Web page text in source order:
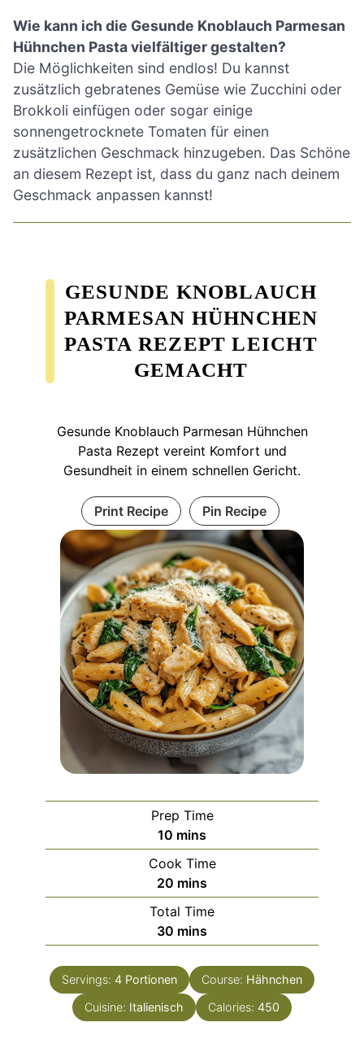
Wie kann ich die Gesunde Knoblauch Parmesan
Hühnchen Pasta vielfältiger gestalten?
Die Möglichkeiten sind endlos! Du kannst
zusätzlich gebratenes Gemüse wie Zucchini oder
Brokkoli einfügen oder sogar einige
sonnengetrocknete Tomaten für einen
zusätzlichen Geschmack hinzugeben. Das Schöne
an diesem Rezept ist, dass du ganz nach deinem
Geschmack anpassen kannst!
GESUNDE KNOBLAUCH
PARMESAN HÜHNCHEN
PASTA REZEPT LEICHT
GEMACHT
Gesunde Knoblauch Parmesan Hühnchen
Pasta Rezept vereint Komfort und
Gesundheit in einem schnellen Gericht.
Print Recipe Pin Recipe
Prep Time
10 minutes
mins
Cook Time
20 minutes
mins
Total Time
30 minutes
mins
Servings: 4 Portionen Course: Hähnchen
Cuisine: Italienisch Calories: 450